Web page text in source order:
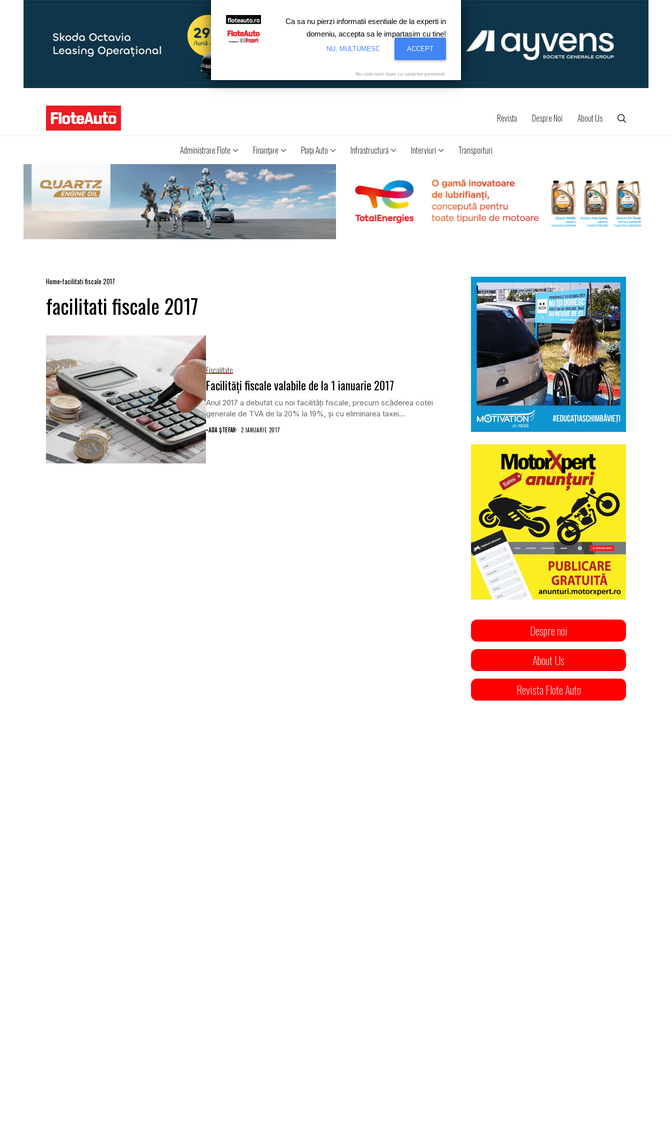
Revista Despre Noi About Us
Administrare Flote Finanţare Piaţa Auto Infrastructură Interviuri Transporturi
Home facilitati fiscale 2017
facilitati fiscale 2017
Fiscalitate
Facilităţi fiscale valabile de la 1 ianuarie 2017
Anul 2017 a debutat cu noi facilităţi fiscale, precum scăderea cotei
generale de TVA de la 20% la 19%, şi cu eliminarea taxei...
•ADA ȘTEFAN 2 IANUARIE 2017
Despre noi
About Us
Revista Flote Auto
Ca sa nu pierzi informatii esentiale de la experti in
domeniu, accepta sa le impartasim cu tine!
NU, MULTUMESC ACCEPT
Nu colectam date cu caracter personal.